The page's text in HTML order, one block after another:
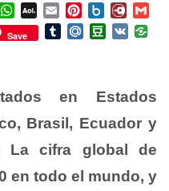
WhatsApp
AOL
Mail
Email Pinterest
Box.net
Save TumblrMail.RuDouban
VK
en Estados
Brasil, Ecuador y
La cifra global de
en todo el mundo, y